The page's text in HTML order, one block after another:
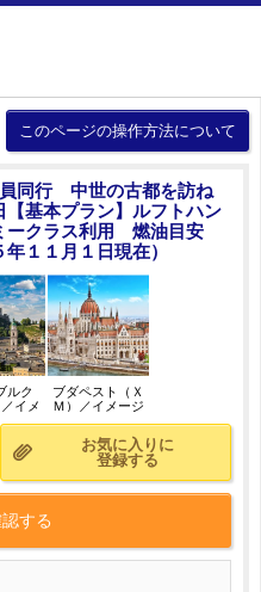
このページの操作方法について
同行 中世の古都を訪ね
基本プラン】ルフトハン
クラス利用 燃油目安
１１月１日現在）
ルク
／イメ
ブダペスト（Ｘ
Ｍ）／イメージ
お気に入りに
登録する
する